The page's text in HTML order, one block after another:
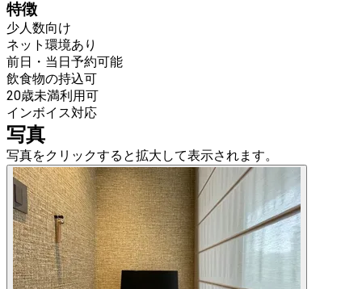
特徴
少人数向け
ネット環境あり
前日・当日予約可能
飲食物の持込可
20歳未満利用可
インボイス対応
写真
写真をクリックすると拡大して表示されます。